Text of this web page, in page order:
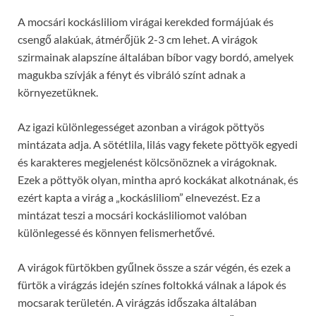
A mocsári kockásliliom virágai kerekded formájúak és
csengő alakúak, átmérőjük 2-3 cm lehet. A virágok
szirmainak alapszíne általában bíbor vagy bordó, amelyek
magukba szívják a fényt és vibráló színt adnak a
környezetüknek.
Az igazi különlegességet azonban a virágok pöttyös
mintázata adja. A sötétlila, lilás vagy fekete pöttyök egyedi
és karakteres megjelenést kölcsönöznek a virágoknak.
Ezek a pöttyök olyan, mintha apró kockákat alkotnának, és
ezért kapta a virág a „kockásliliom” elnevezést. Ez a
mintázat teszi a mocsári kockásliliomot valóban
különlegessé és könnyen felismerhetővé.
A virágok fürtökben gyűlnek össze a szár végén, és ezek a
fürtök a virágzás idején színes foltokká válnak a lápok és
mocsarak területén. A virágzás időszaka általában